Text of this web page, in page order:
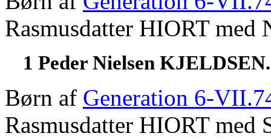
Rasmusdatter HIORT
1 Peder Nielsen
Børn af Generation 6-
Rasmusdatter HIORT